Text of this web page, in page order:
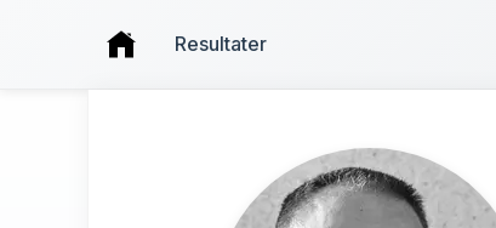
Resultater